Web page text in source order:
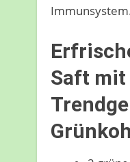
Saft mit